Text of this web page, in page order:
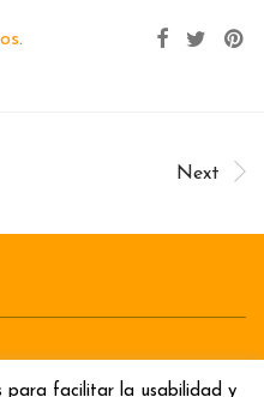
.
Next
para facilitar la usabilidad y